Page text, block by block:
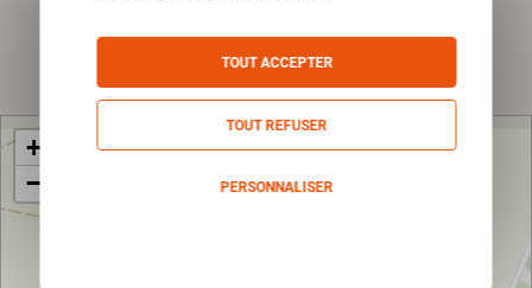
Envoyer
+
−
TOUT ACCEPTER
TOUT REFUSER
PERSONNALISER